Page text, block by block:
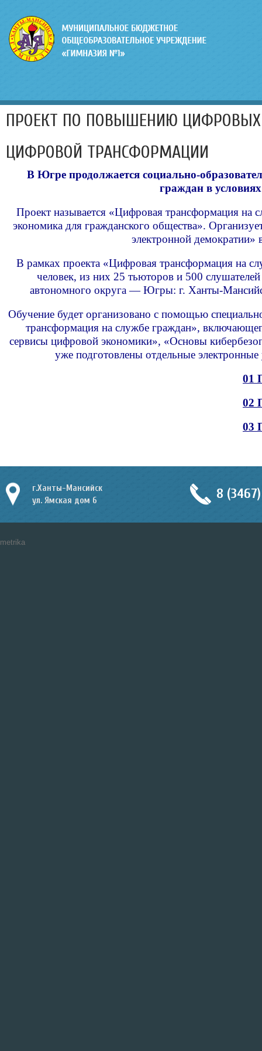
ПРОЕКТ ПО ПОВЫШЕНИЮ
ЦИФРОВОЙ ТРАНСФОРМАЦИИ
В Югре продолжается социально-
граждан в
Проект называется «Цифровая трансформация на
экономика для гражданского общества».
электронной
В рамках проекта «Цифровая трансформация на
человек, из них 25 тьюторов и 500
автономного округа — Югры: г. Ханты-
Обучение будет организовано с помощью
трансформация на службе граждан»,
сервисы цифровой экономики», «Основы
уже подготовлены отдельные
01
02
03
г.Ханты-Мансийск
ул. Ямская дом 6
8
metrika